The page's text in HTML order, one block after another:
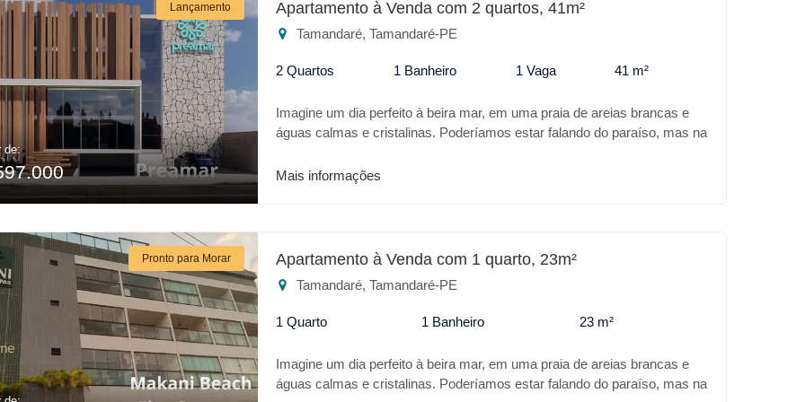
Características do empreendimento: * Piscina adulto e infantil * Sauna *
Fitness * Espaço Gourmet * Salão de jogos * Lavanderia * Cooworking *
CARNEIROS é o melhor lugar.
Lançamento
de:
Apartamento à Venda com 2 quartos, 41m²
Tamandaré, Tamandaré-PE
2 Quartos 1 Banheiro 1 Vaga 41 m²
Imagine um dia perfeito à beira mar, em uma praia de areias brancas e
águas calmas e cristalinas. Poderíamos estar falando do paraíso, mas na
apresenta o que há de melhor no PREAMAR, além da sua excelente
Gourmet * Espaço Gourmet * Salão de jogos * Winebar * Churrasqueira *
Academia * Estacionamento Coberto * Carregador para carro elétrico *
Elevador panorâmico Para o seu lazer ou para investimento o
Mais informações
Pronto para Morar Apartamento à Venda com 1 quarto, 23m²
Tamandaré, Tamandaré-PE
1 Quarto 1 Banheiro 23 m²
Imagine um dia perfeito à beira mar, em uma praia de areias brancas e
águas calmas e cristalinas. Poderíamos estar falando do paraíso, mas na